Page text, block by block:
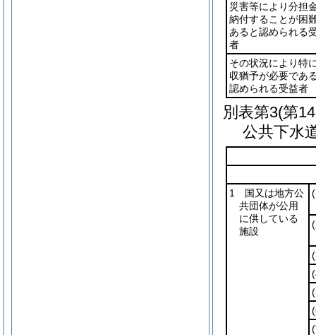
災害等により分担
納付することが困
あると認められる
者
その状況により特
収猶予が必要であ
認められる受益者
別表第3(第
公共下水
1 国又は地方公
共団体が公用
に供している
施設